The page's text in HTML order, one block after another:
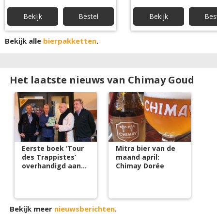
Bekijk Bestel Bekijk
Bekijk alle bierpakketten.
Het laatste nieuws van Chimay Goud
Eerste boek ‘Tour
des Trappistes’
overhandigd aan
Mitra bier van de
maand april:
Chimay Dorée
Bekijk meer nieuwsberichten.